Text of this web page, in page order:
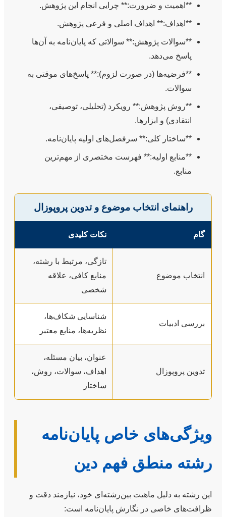
**اهمیت و ضرورت:** چرایی انجام این پژوهش.
**اهداف:** اهداف اصلی و فرعی پژوهش.
**سوالات پژوهش:** سوالاتی که پایان‌نامه به آن‌ها
پاسخ می‌دهد.
**فرضیه‌ها (در صورت لزوم):** پاسخ‌های موقتی به
سوالات.
**روش پژوهش:** رویکرد (تحلیلی، توصیفی،
انتقادی) و ابزارها.
**ساختار کلی:** سرفصل‌های اولیه پایان‌نامه.
**منابع اولیه:** فهرست مختصری از مهم‌ترین
منابع.
راهنمای انتخاب موضوع و تدوین پروپوزال
گام نکات کلیدی
انتخاب موضوع
تازگی، مرتبط با رشته،
منابع کافی، علاقه
شخصی
بررسی ادبیات
شناسایی شکاف‌ها،
نظریه‌ها، منابع معتبر
تدوین پروپوزال
عنوان، بیان مسئله،
اهداف، سوالات، روش،
ساختار
ویژگی‌های خاص پایان‌نامه
رشته منطق فهم دین
این رشته به دلیل ماهیت بین‌رشته‌ای خود، نیازمند دقت و
ظرافت‌های خاصی در نگارش پایان‌نامه است: